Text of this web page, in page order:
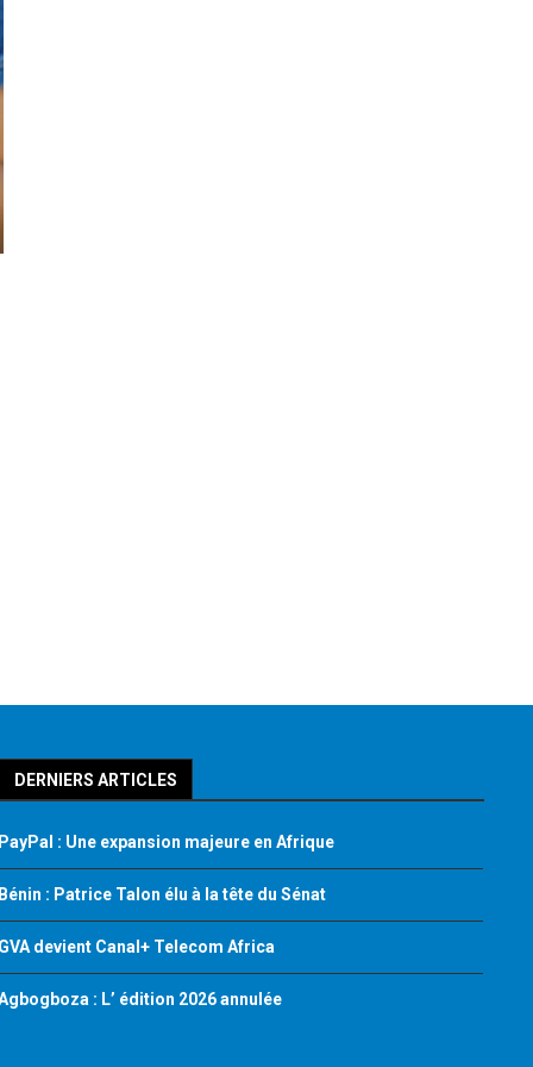
DERNIERS ARTICLES
: Une expansion majeure en Afrique
: Patrice Talon élu à la tête du Sénat
devient Canal+ Telecom Africa
: L’ édition 2026 annulée